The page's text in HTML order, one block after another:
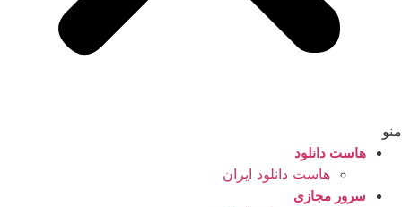
منو
هاست دانلود
هاست دانلود ایران
سرور مجازی